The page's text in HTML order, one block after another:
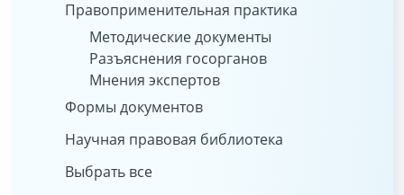
Правоприменительная практика
Методические документы
Разъяснения госорганов
Мнения экспертов
Формы документов
Научная правовая библиотека
Выбрать все